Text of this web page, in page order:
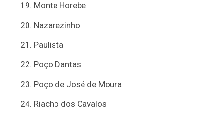
Monte Horebe
Nazarezinho
Paulista
Poço Dantas
Poço de José de Moura
Riacho dos Cavalos